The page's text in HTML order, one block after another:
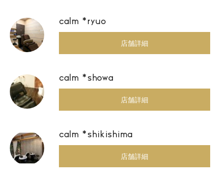
calm *ryuo
店舗詳細
calm *showa
店舗詳細
calm *shikishima
店舗詳細